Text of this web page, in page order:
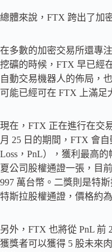
總體來說，FTX 跨出了加
在多數的加密交易所還專
挖礦的時候，FTX 早已經
自動交易機器人的佈局，
可能已經可在 FTX 上滿足
現在，FTX 正在進行在交
月 25 日的期間，FTX 會
Loss，PnL），獲利最高
夏公司股權通證一張，目
997 萬台幣。二獎則是特
特斯拉股權通證，價格約
另外，FTX 也將從 PnL 前
獲獎者可以獲得 5 股未來